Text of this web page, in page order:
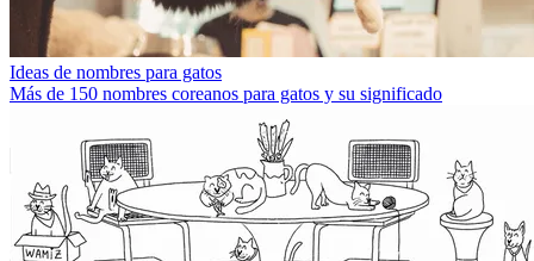
Ideas de nombres para gatos
Más de 150 nombres coreanos para gatos y su significado